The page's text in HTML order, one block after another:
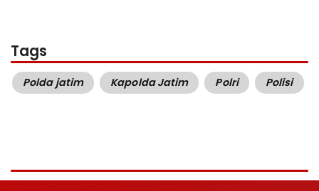
Tags
Polda jatim Kapolda Jatim Polri Polisi